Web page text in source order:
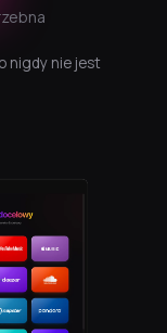
nigdy nie jest